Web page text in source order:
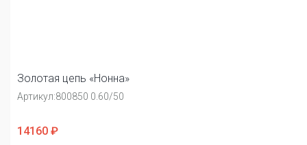
Золотая цепь «Нонна»
Артикул:800850 0.60/50
14160 ₽